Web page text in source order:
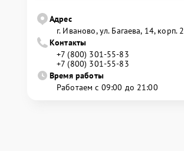
Адрес
г. Иваново, ул. Багаева, 14, корп. 2
Контакты
+7 (800) 301-55-83
+7 (800) 301-55-83
Время работы
Работаем с 09:00 до 21:00